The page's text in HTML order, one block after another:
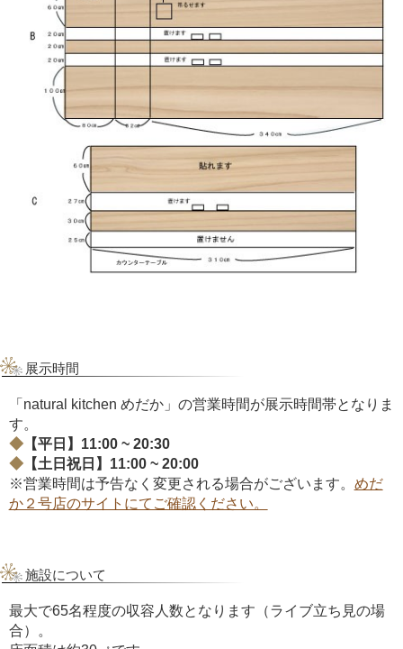
展示時間
「natural kitchen めだか」の営業時間が展示時間帯となりま
す。
【平日】11:00 ~ 20:30
【土日祝日】11:00 ~ 20:00
※営業時間は予告なく変更される場合がございます。 めだ
か２号店のサイトにてご確認ください。
施設について
最大で65名程度の収容人数となります（ライブ立ち見の場
合）。